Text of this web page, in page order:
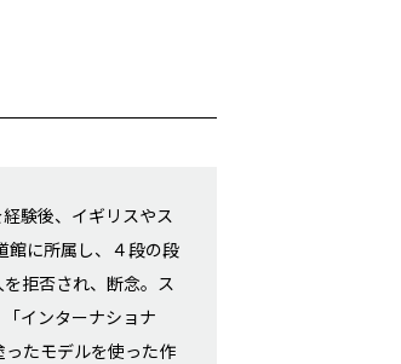
験後、イギリスやス
館に所属し、４段の段
拒否され、断念。ス
インターナショナ
たモデルを使った作